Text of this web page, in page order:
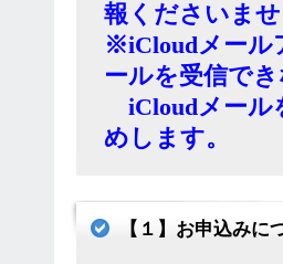
報くださいま
※iCloudメール
ールを受信で
iCloudメール
めします。
【１】お申込みに